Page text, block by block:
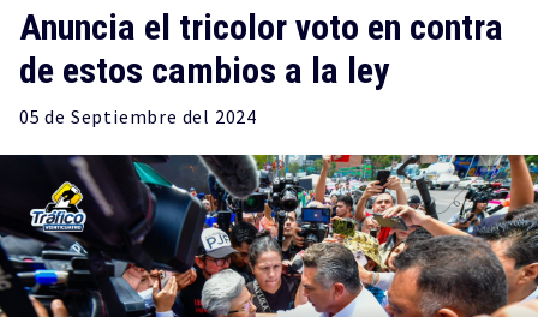
Anuncia el tricolor voto en contra
de estos cambios a la ley
05 de Septiembre del 2024